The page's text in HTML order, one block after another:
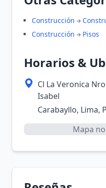
Construcción
Construcción
Pisos
Horarios &
Cl La Veronica
Isabel
Carabayllo, Lima,
Mapa